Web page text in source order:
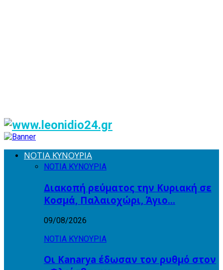
ΝΟΤΙΑ ΚΥΝΟΥΡΙΑ
ΝΟΤΙΑ ΚΥΝΟΥΡΙΑ
Διακοπή ρεύματος την Κυριακή σε
Κοσμά, Παλαιοχώρι, Άγιο…
09/08/2026
ΝΟΤΙΑ ΚΥΝΟΥΡΙΑ
Οι Kanarya έδωσαν τον ρυθμό στον